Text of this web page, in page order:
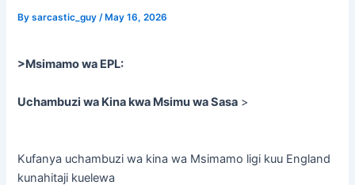
Bysarcastic_guy/ May 16, 2026
>Msimamo wa EPL:
Uchambuzi wa Kina kwa Msimu wa Sasa >
Kufanya uchambuzi wa kina wa Msimamo ligi kuu England
kunahitaji kuelewa